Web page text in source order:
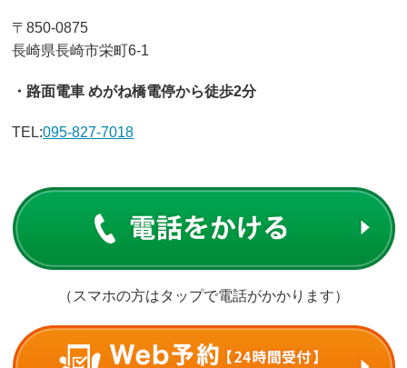
〒850-0875
長崎県長崎市栄町6-1
・路面電車 めがね橋電停から徒歩2分
TEL:095-827-7018
（スマホの方はタップで電話がかかります）